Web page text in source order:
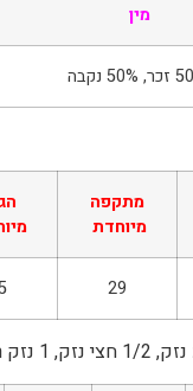
מין
נקבה
מתקפה
מיוחדת
29